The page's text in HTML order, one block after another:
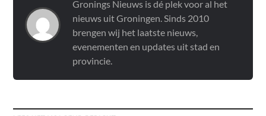
Gronings Nieuws is dé plek voor al het
nieuws uit Groningen. Sinds 2010
brengen wij het laatste nieuws,
evenementen en updates uit stad en
provincie.